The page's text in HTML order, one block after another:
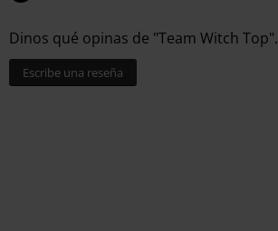
Dinos qué opinas de "Team Witch Top".
Escribe una reseña